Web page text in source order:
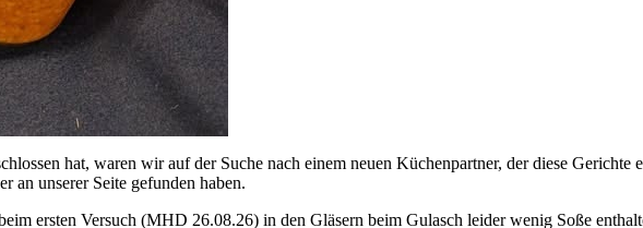
hat, waren wir auf der Suche nach einem neuen Küchenpartner, der diese
an unserer Seite gefunden haben.
ersten Versuch (MHD 26.08.26) in den Gläsern beim Gulasch leider wenig Soße